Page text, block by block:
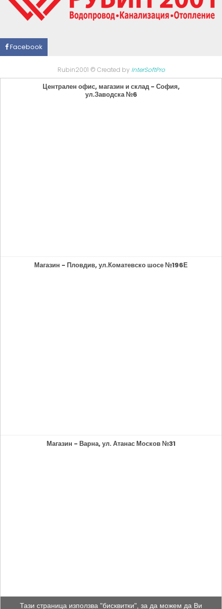
Facebook
Тази страница използва "бисквитки", за да можем да Ви
Rubin2001 © Created by InterSoftPro
Централен офис, магазин и склад - София,
ул.Заводска №6
Магазин - Пловдив, ул.Коматевско шосе №196Е
Магазин - Варна, ул. Атанас Москов №31